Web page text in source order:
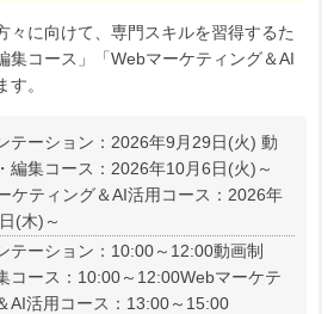
々に向けて、専門スキルを習得するた
集コース」「Webマーケティング＆AI
。
テーション：2026年9月29日(火) 動
編集コース：2026年10月6日(火)～
ケティング＆AI活用コース：2026年
(木)～
テーション：10:00～12:00動画制
コース：10:00～12:00Webマーケテ
AI活用コース：13:00～15:00